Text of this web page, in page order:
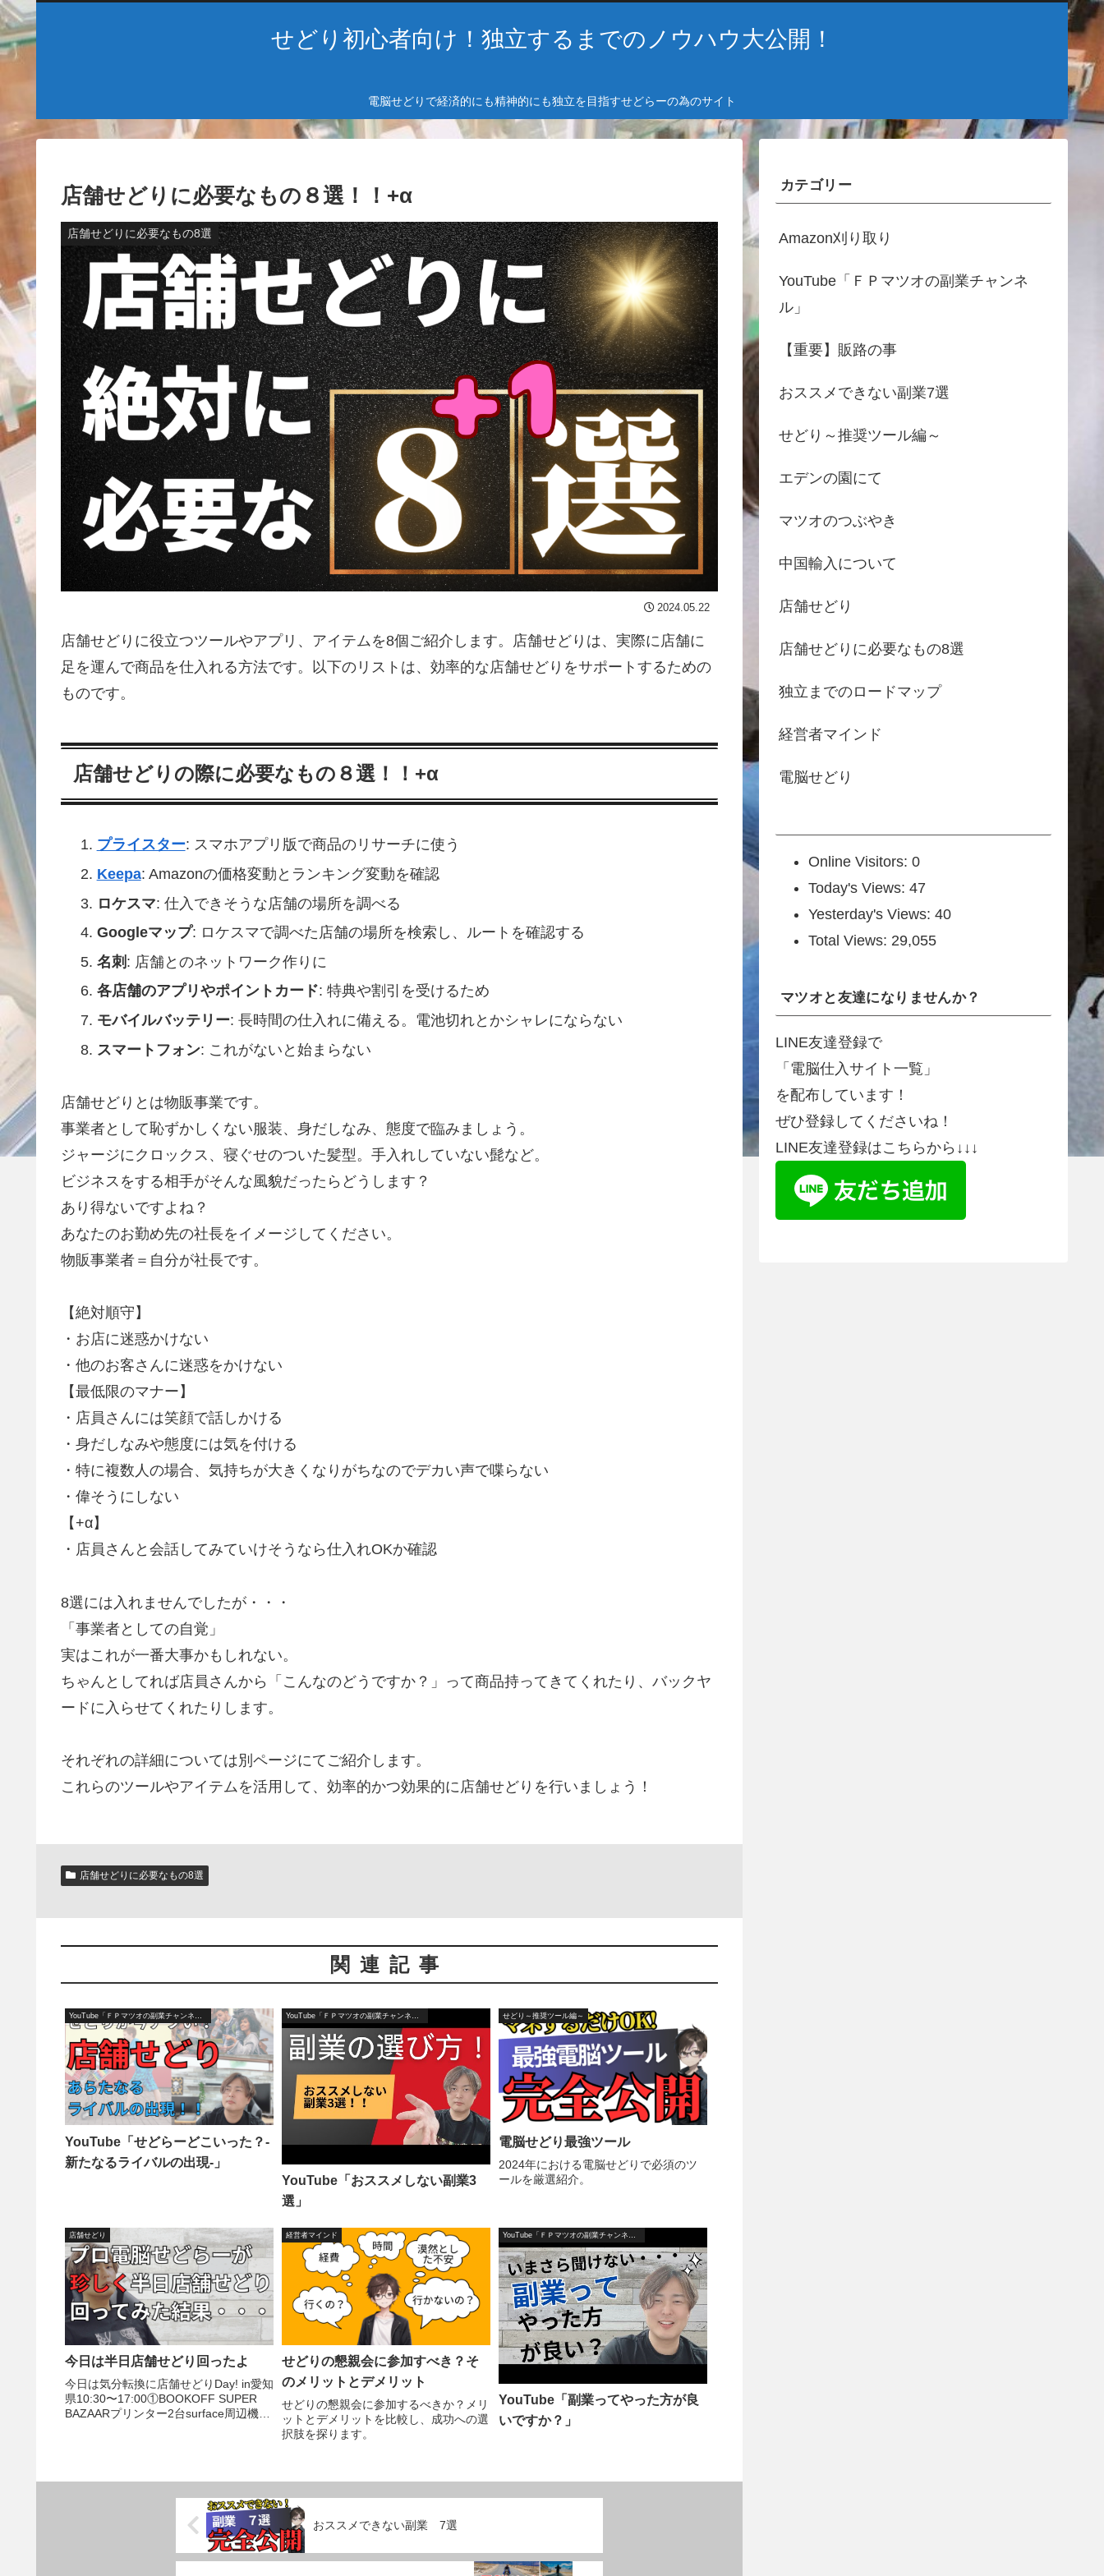
せどり初心者向け！独立するまでのノウハウ大公開！
電脳せどりで経済的にも精神的にも独立を目指すせどらーの為のサイト
店舗せどりに必要なもの８選！！+α
店舗せどりに必要なもの8選
2024.05.22
店舗せどりに役立つツールやアプリ、アイテムを8個ご紹介します。店舗せどりは、実際に店舗に
足を運んで商品を仕入れる方法です。以下のリストは、効率的な店舗せどりをサポートするための
ものです。
店舗せどりの際に必要なもの８選！！+α
プライスター: スマホアプリ版で商品のリサーチに使う
Keepa: Amazonの価格変動とランキング変動を確認
ロケスマ: 仕入できそうな店舗の場所を調べる
Googleマップ: ロケスマで調べた店舗の場所を検索し、ルートを確認する
名刺 : 店舗とのネットワーク作りに
各店舗のアプリやポイントカード: 特典や割引を受けるため
モバイルバッテリー: 長時間の仕入れに備える。電池切れとかシャレにならない
スマートフォン: これがないと始まらない
店舗せどりとは物販事業です。
事業者として恥ずかしくない服装、身だしなみ、態度で臨みましょう。
ジャージにクロックス、寝ぐせのついた髪型。手入れしていない髭など。
ビジネスをする相手がそんな風貌だったらどうします？
あり得ないですよね？
あなたのお勤め先の社長をイメージしてください。
物販事業者＝自分が社長です。
【絶対順守】
・お店に迷惑かけない
・他のお客さんに迷惑をかけない
【最低限のマナー】
・店員さんには笑顔で話しかける
・身だしなみや態度には気を付ける
・特に複数人の場合、気持ちが大きくなりがちなのでデカい声で喋らない
・偉そうにしない
【+α】
・店員さんと会話してみていけそうなら仕入れOKか確認
8選には入れませんでしたが・・・
「事業者としての自覚」
実はこれが一番大事かもしれない。
ちゃんとしてれば店員さんから「こんなのどうですか？」って商品持ってきてくれたり、バックヤ
ードに入らせてくれたりします。
それぞれの詳細については別ページにてご紹介します。
これらのツールやアイテムを活用して、効率的かつ効果的に店舗せどりを行いましょう！
店舗せどりに必要なもの8選
関連記事
YouTube「せどらーどこいった？-
新たなるライバルの出現-」
YouTube「おススメしない副業3
選」
せどり～推奨ツール編～
電脳せどり最強ツール
2024年における電脳せどりで必須のツ
ールを厳選紹介。
店舗せどり
今日は半日店舗せどり回ったよ
今日は気分転換に店舗せどりDay! in愛知
県10:30〜17:00①BOOKOFF SUPER
BAZAARプリンター2台surface周辺機器
経営者マインド
せどりの懇親会に参加すべき？そ
のメリットとデメリット
せどりの懇親会に参加するべきか？メリ
ットとデメリットを比較し、成功への選
択肢を探ります。
YouTube「副業ってやった方が良
いですか？」
おススメできない副業 7選
カテゴリー
Amazon刈り取り
YouTube「ＦＰマツオの副業チャンネ
ル」
【重要】販路の事
おススメできない副業7選
せどり～推奨ツール編～
エデンの園にて
マツオのつぶやき
中国輸入について
店舗せどり
店舗せどりに必要なもの8選
独立までのロードマップ
経営者マインド
電脳せどり
Online Visitors: 0
Today's Views: 47
Yesterday's Views: 40
Total Views: 29,055
マツオと友達になりませんか？
LINE友達登録で
「電脳仕入サイト一覧」
を配布しています！
ぜひ登録してくださいね！
LINE友達登録はこちらから↓↓↓